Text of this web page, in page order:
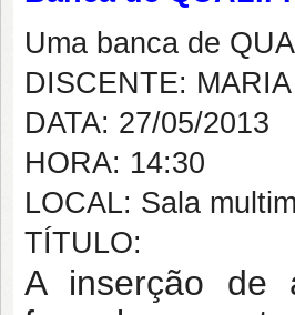
Uma banca de
DISCENTE:
DATA: 27/05/2013
HORA: 14:30
LOCAL: Sala
TÍTULO:
A inserção de